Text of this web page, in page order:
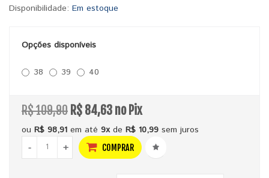
Disponibilidade: Em estoque
Opções disponíveis
38 39 40
R$ 109,90 R$ 84,63 no Pix
ou R$ 98,91 em até 9xde R$ 10,99 sem juros
-
+ COMPRAR